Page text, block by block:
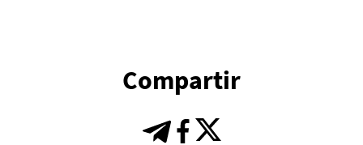
Compartir